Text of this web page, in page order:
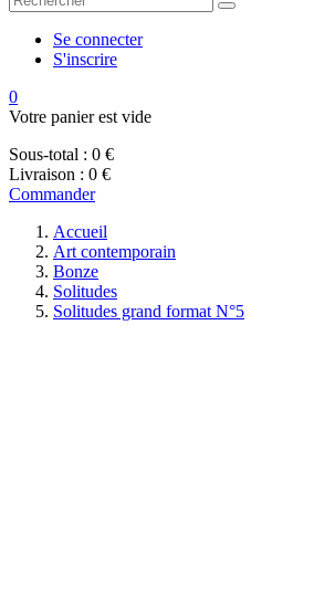
Se connecter
S'inscrire
0
Votre panier est vide
Sous-total : 0 €
Livraison : 0 €
Commander
Accueil
Art contemporain
Bonze
Solitudes
Solitudes grand format N°5